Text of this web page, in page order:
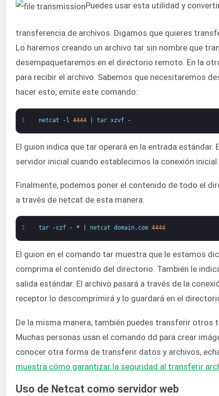
Puedes usar esta utilidad y
transferencia de archivos. Digamos que quieres
Lo haremos creando un archivo tar sin nombre que
desempaquetaremos en el directorio remoto. En la
para recibir el archivo. Sabemos que necesitaremos
hacer esto, emite este comando:
1 netcat -l 4444 tar xzvf -
El guion indica que tar operará en la entrada estándar.
servidor inicial cuando establecimos la conexión inicial.
Finalmente, podemos poner el contenido de todo el
a través de netcat de esta manera:
1 tar -czf - * netcat domain. com 4444
El guion en el comando tar muestra que le estamos
comprima el contenido del directorio. También le
salida estándar. El archivo pasará a través de la
receptor lo descomprimirá y lo guardará en el
De la misma manera, también puedes transferir
Muchas personas usan el comando dd para crear
conocer otra forma de transferir datos y archivos,
muestra cómo garantizar la seguridad al transferir
Uso de Netcat como servidor web